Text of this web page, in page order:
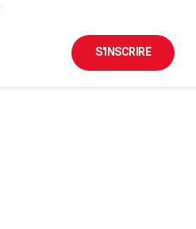
S'INSCRIRE